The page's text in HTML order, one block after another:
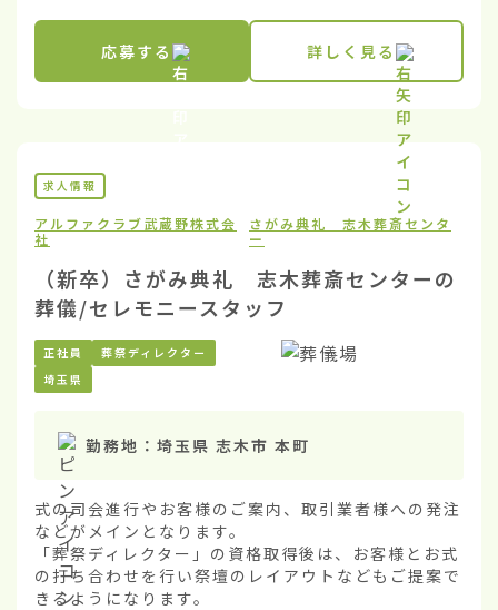
応募する 詳しく見る
求人情報
アルファクラブ武蔵野株式会
社
さがみ典礼 志木葬斎センタ
ー
（新卒）さがみ典礼 志木葬斎センターの
葬儀/セレモニースタッフ
正社員
葬祭ディレクター
埼玉県
勤務地： 埼玉県 志木市 本町
式の司会進行やお客様のご案内、取引業者様への発注
などがメインとなります。
「葬祭ディレクター」の資格取得後は、お客様とお式
の打ち合わせを行い祭壇のレイアウトなどもご提案で
きるようになります。